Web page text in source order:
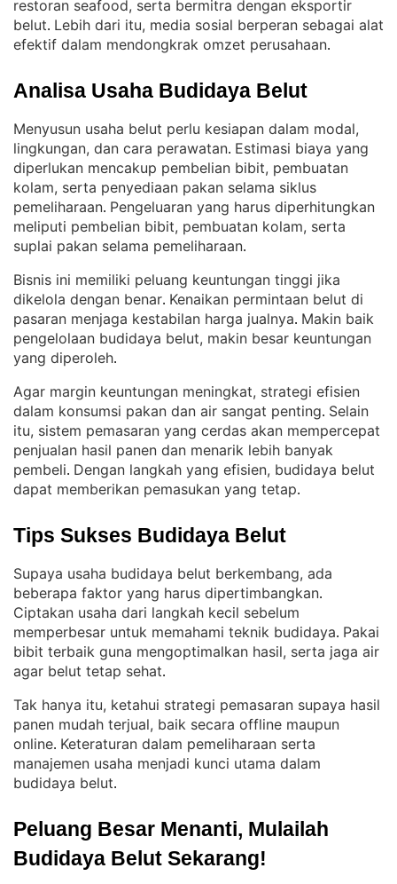
restoran seafood, serta bermitra dengan eksportir
belut. Lebih dari itu, media sosial berperan sebagai alat
efektif dalam mendongkrak omzet perusahaan.
Analisa Usaha Budidaya Belut
Menyusun usaha belut perlu kesiapan dalam modal,
lingkungan, dan cara perawatan. Estimasi biaya yang
diperlukan mencakup pembelian bibit, pembuatan
kolam, serta penyediaan pakan selama siklus
pemeliharaan. Pengeluaran yang harus diperhitungkan
meliputi pembelian bibit, pembuatan kolam, serta
suplai pakan selama pemeliharaan.
Bisnis ini memiliki peluang keuntungan tinggi jika
dikelola dengan benar. Kenaikan permintaan belut di
pasaran menjaga kestabilan harga jualnya. Makin baik
pengelolaan budidaya belut, makin besar keuntungan
yang diperoleh.
Agar margin keuntungan meningkat, strategi efisien
dalam konsumsi pakan dan air sangat penting. Selain
itu, sistem pemasaran yang cerdas akan mempercepat
penjualan hasil panen dan menarik lebih banyak
pembeli. Dengan langkah yang efisien, budidaya belut
dapat memberikan pemasukan yang tetap.
Tips Sukses Budidaya Belut
Supaya usaha budidaya belut berkembang, ada
beberapa faktor yang harus dipertimbangkan
Ciptakan usaha dari langkah kecil sebelum
memperbesar untuk memahami teknik budidaya. Pakai
bibit terbaik guna mengoptimalkan hasil, serta jaga air
agar belut tetap sehat.
Tak hanya itu, ketahui strategi pemasaran supaya hasil
panen mudah terjual, baik secara offline maupun
online. Keteraturan dalam pemeliharaan serta
manajemen usaha menjadi kunci utama dalam
budidaya belut.
Peluang Besar Menanti, Mulailah
Budidaya Belut Sekarang!